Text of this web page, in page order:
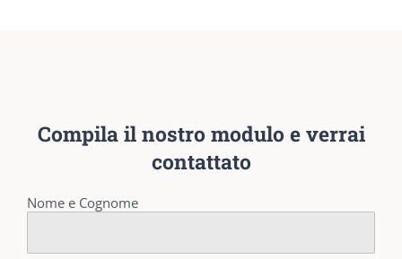
Compila il nostro modulo e verrai
contattato
Nome e Cognome